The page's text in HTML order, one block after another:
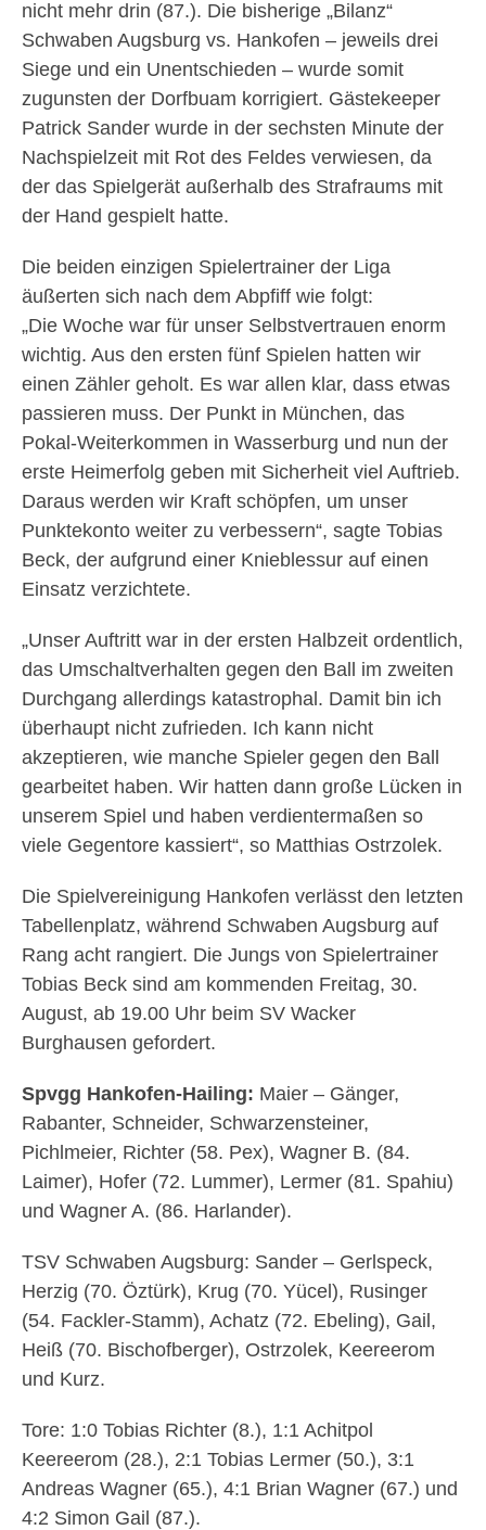
nicht mehr drin (87.). Die bisherige „Bilanz“
Schwaben Augsburg vs. Hankofen – jeweils drei
Siege und ein Unentschieden – wurde somit
zugunsten der Dorfbuam korrigiert. Gästekeeper
Patrick Sander wurde in der sechsten Minute der
Nachspielzeit mit Rot des Feldes verwiesen, da
der das Spielgerät außerhalb des Strafraums mit
der Hand gespielt hatte.
Die beiden einzigen Spielertrainer der Liga
äußerten sich nach dem Abpfiff wie folgt:
„Die Woche war für unser Selbstvertrauen enorm
wichtig. Aus den ersten fünf Spielen hatten wir
einen Zähler geholt. Es war allen klar, dass etwas
passieren muss. Der Punkt in München, das
Pokal-Weiterkommen in Wasserburg und nun der
erste Heimerfolg geben mit Sicherheit viel Auftrieb.
Daraus werden wir Kraft schöpfen, um unser
Punktekonto weiter zu verbessern“, sagte Tobias
Beck, der aufgrund einer Knieblessur auf einen
Einsatz verzichtete.
„Unser Auftritt war in der ersten Halbzeit ordentlich,
das Umschaltverhalten gegen den Ball im zweiten
Durchgang allerdings katastrophal. Damit bin ich
überhaupt nicht zufrieden. Ich kann nicht
akzeptieren, wie manche Spieler gegen den Ball
gearbeitet haben. Wir hatten dann große Lücken in
unserem Spiel und haben verdientermaßen so
viele Gegentore kassiert“, so Matthias Ostrzolek.
Die Spielvereinigung Hankofen verlässt den letzten
Tabellenplatz, während Schwaben Augsburg auf
Rang acht rangiert. Die Jungs von Spielertrainer
Tobias Beck sind am kommenden Freitag, 30.
August, ab 19.00 Uhr beim SV Wacker
Burghausen gefordert.
Spvgg Hankofen-Hailing: Maier – Gänger,
Rabanter, Schneider, Schwarzensteiner,
Pichlmeier, Richter (58. Pex), Wagner B. (84.
Laimer), Hofer (72. Lummer), Lermer (81. Spahiu)
und Wagner A. (86. Harlander).
TSV Schwaben Augsburg: Sander – Gerlspeck,
Herzig (70. Öztürk), Krug (70. Yücel), Rusinger
(54. Fackler-Stamm), Achatz (72. Ebeling), Gail,
Heiß (70. Bischofberger), Ostrzolek, Keereerom
und Kurz.
Tore: 1:0 Tobias Richter (8.), 1:1 Achitpol
Keereerom (28.), 2:1 Tobias Lermer (50.), 3:1
Andreas Wagner (65.), 4:1 Brian Wagner (67.) und
4:2 Simon Gail (87.).